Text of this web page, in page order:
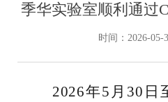
季华实验室顺利通过
时间：2026-
2026年5月30日